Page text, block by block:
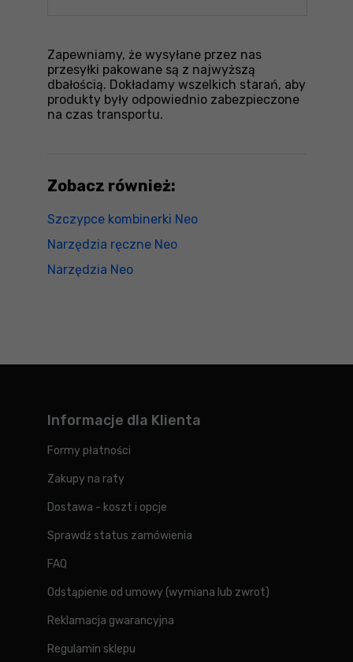
Zapewniamy, że wysyłane przez nas
przesyłki pakowane są z najwyższą
dbałością. Dokładamy wszelkich starań, aby
produkty były odpowiednio zabezpieczone
na czas transportu.
Zobacz również:
Szczypce kombinerki Neo
Narzędzia ręczne Neo
Narzędzia Neo
Informacje dla Klienta
Formy płatności
Zakupy na raty
Dostawa - koszt i opcje
Sprawdź status zamówienia
FAQ
Odstąpienie od umowy (wymiana lub zwrot)
Reklamacja gwarancyjna
Regulamin sklepu